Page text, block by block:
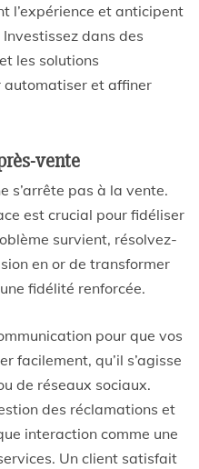
l’expérience et anticipent
dans des
les solutions
automatiser et affiner
vente
s’arrête pas à la vente.
est crucial pour fidéliser
survient, résolvez-
en or de transformer
fidélité renforcée.
pour que vos
facilement, qu’il s’agisse
de réseaux sociaux.
des réclamations et
interaction comme une
Un client satisfait